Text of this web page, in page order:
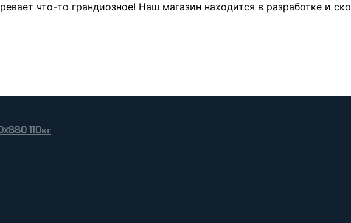
что-то грандиозное! Наш магазин находится в разработке и
110кг